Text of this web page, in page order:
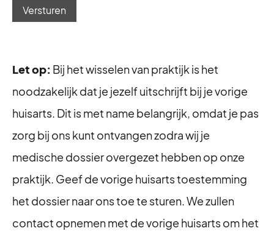
Versturen
Let op: Bij het wisselen van praktijk is het
noodzakelijk dat je jezelf uitschrijft bij je vorige
huisarts. Dit is met name belangrijk, omdat je pas
zorg bij ons kunt ontvangen zodra wij je
medische dossier overgezet hebben op onze
praktijk. Geef de vorige huisarts toestemming
het dossier naar ons toe te sturen. We zullen
contact opnemen met de vorige huisarts om het